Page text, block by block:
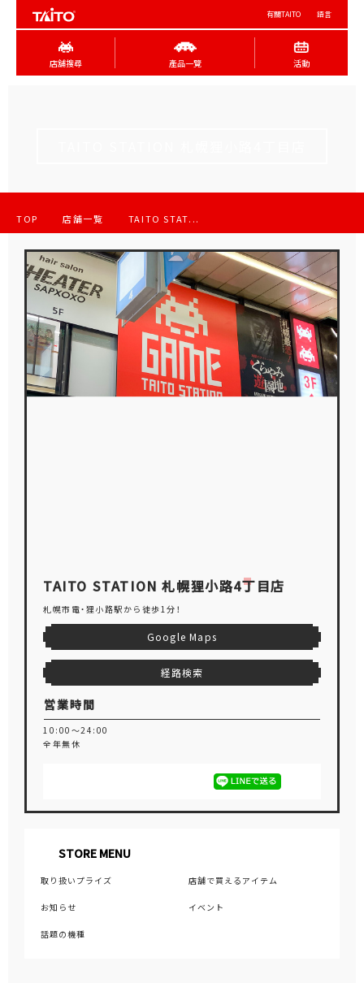
有關TAITO 語言
店舖搜尋 產品一覽 活動
TOP 店舗一覧 TAITO STAT...
STORE MENU
取り扱いプライズ 店舗で買えるアイテム
お知らせ イベント
話題の機種
TAITO STATION 札幌狸小路4丁目店
札幌市電・狸小路駅から徒歩1分！
Google Maps
経路検索
営業時間
10:00～24:00
全年無休